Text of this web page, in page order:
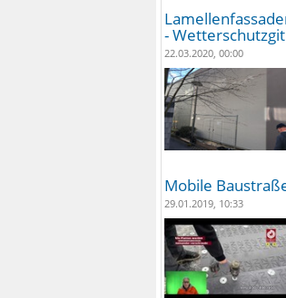
-
22.03.2020, 00:00
Mobile
29.01.2019, 10:33